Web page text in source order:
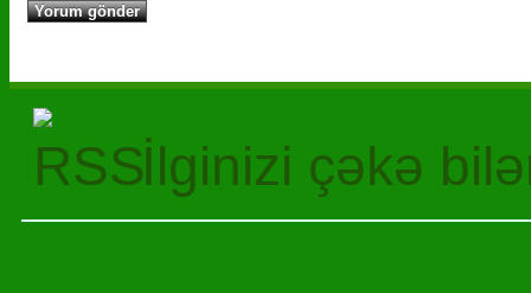
İlginizi çəkə